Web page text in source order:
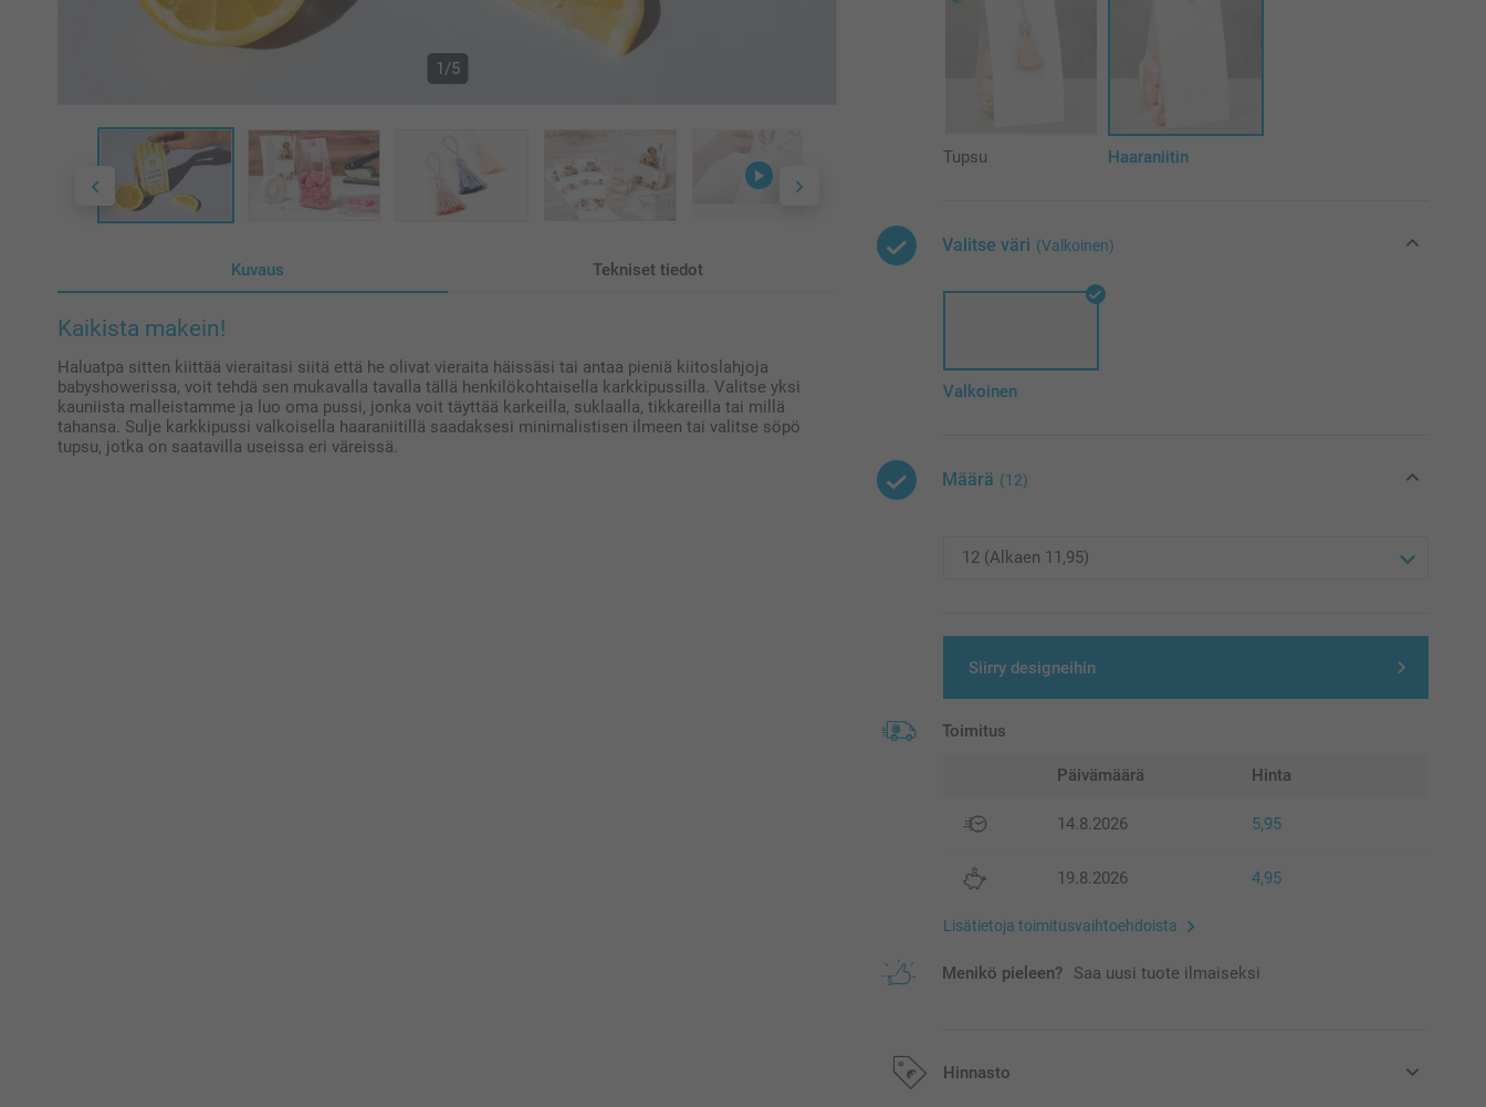
1/5
Kuvaus Tekniset tiedot
Kaikista makein!
Haluatpa sitten kiittää vieraitasi siitä että he olivat vieraita häissäsi tai antaa pieniä kiitoslahjoja
babyshowerissa, voit tehdä sen mukavalla tavalla tällä henkilökohtaisella karkkipussilla. Valitse yksi
kauniista malleistamme ja luo oma pussi, jonka voit täyttää karkeilla, suklaalla, tikkareilla tai millä
tahansa. Sulje karkkipussi valkoisella haaraniitillä saadaksesi minimalistisen ilmeen tai valitse söpö
tupsu, jotka on saatavilla useissa eri väreissä.
Tupsu Haaraniitin
Valitse väri (Valkoinen)
Valkoinen
Määrä (12)
Siirry designeihin
Toimitus
Päivämäärä Hinta
14.8.2026 5,95
19.8.2026 4,95
Lisätietoja toimitusvaihtoehdoista
Menikö pieleen? Saa uusi tuote ilmaiseksi
Hinnasto